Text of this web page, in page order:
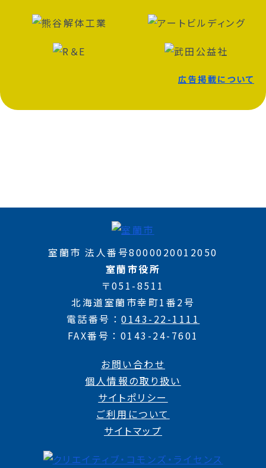
広告掲載について
室蘭市 法人番号8000020012050
室蘭市役所
〒051-8511
北海道室蘭市幸町1番2号
電話番号
0143-22-1111
FAX番号
0143-24-7601
お問い合わせ
個人情報の取り扱い
サイトポリシー
ご利用について
サイトマップ